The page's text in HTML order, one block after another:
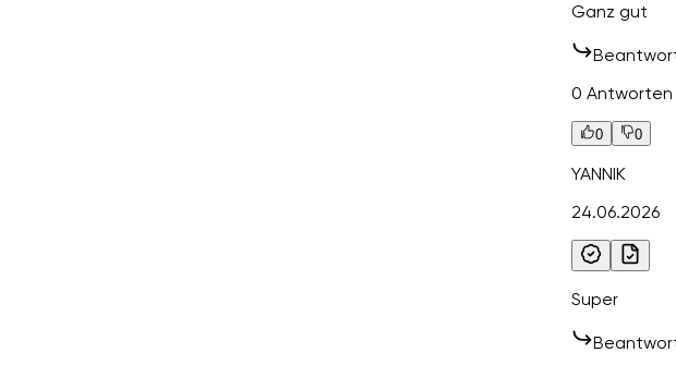
Ganz gut
0 Antworten
0 0
YANNIK
24.06.2026
Super